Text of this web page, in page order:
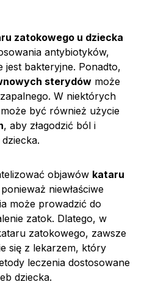
zatokowego u dziecka
antybiotyków,
jest bakteryjne. Ponadto,
sterydów może
W niektórych
być również użycie
, aby złagodzić ból i
objawów kataru
niewłaściwe
może prowadzić do
zatok. Dlatego, w
zatokowego, zawsze
się z lekarzem, który
leczenia dostosowane
dziecka.